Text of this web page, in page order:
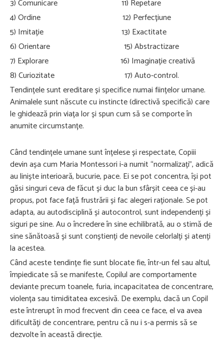
3) Comunicare 11) Repetare
4) Ordine 12) Perfecțiune
5) Imitație 13) Exactitate
6) Orientare 15) Abstractizare
7) Explorare 16) Imaginație creativă
8) Curiozitate 17) Auto-control.
Tendințele sunt ereditare și specifice numai ființelor umane.
Animalele sunt născute cu instincte (directivă specifică) care
le ghidează prin viața lor și spun cum să se comporte în
anumite circumstanțe.
Când tendințele umane sunt înțelese și respectate, Copiii
devin așa cum Maria Montessori i-a numit “normalizați”, adică
au liniște interioară, bucurie, pace. Ei se pot concentra, își pot
găsi singuri ceva de făcut și duc la bun sfârșit ceea ce și-au
propus, pot face față frustrării și fac alegeri raționale. Se pot
adapta, au autodisciplină și autocontrol, sunt independenți și
siguri pe sine. Au o încredere în sine echilibrată, au o stimă de
sine sănătoasă și sunt conștienți de nevoile celorlalți și atenți
la acestea.
Când aceste tendințe fie sunt blocate fie, într-un fel sau altul,
împiedicate să se manifeste, Copilul are comportamente
deviante precum toanele, furia, incapacitatea de concentrare,
violența sau timiditatea excesivă. De exemplu, dacă un Copil
este întrerupt în mod frecvent din ceea ce face, el va avea
dificultăți de concentrare, pentru că nu i s-a permis să se
dezvolte în această direcție.